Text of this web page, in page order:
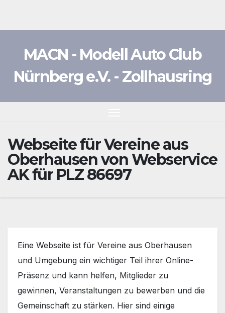
MACN - Modell Auto Club
Nürnberg e.V. - Zollhausring
Webseite für Vereine aus
Oberhausen von Webservice
AK für PLZ 86697
Eine Webseite ist für Vereine aus Oberhausen
und Umgebung ein wichtiger Teil ihrer Online-
Präsenz und kann helfen, Mitglieder zu
gewinnen, Veranstaltungen zu bewerben und die
Gemeinschaft zu stärken. Hier sind einige